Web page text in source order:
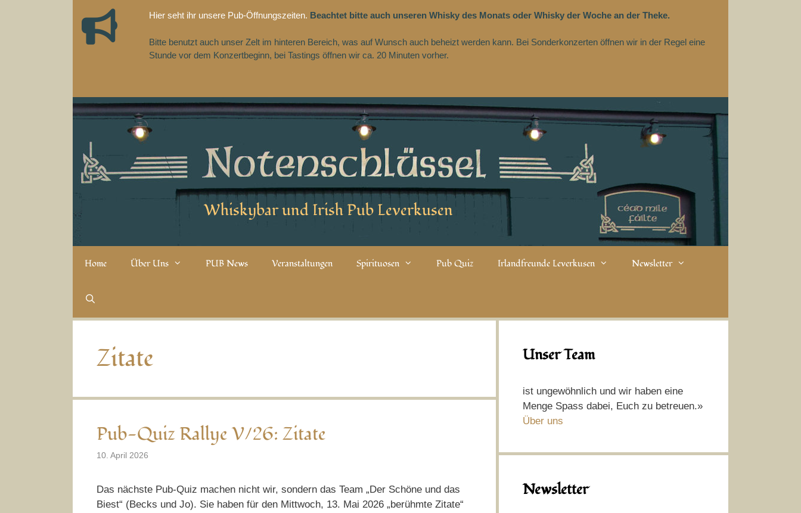
Hier seht ihr unsere Pub-Öffnungszeiten. Beachtet bitte auch unseren Whisky des Monats oder Whisky der Woche an der Theke.
Bitte benutzt auch unser Zelt im hinteren Bereich, was auf Wunsch auch beheizt werden kann. Bei Sonderkonzerten öffnen wir in der Regel eine
Stunde vor dem Konzertbeginn, bei Tastings öffnen wir ca. 20 Minuten vorher.
Whiskybar und Irish Pub Leverkusen
Home Über Uns PUB News Veranstaltungen Spirituosen Pub Quiz Irlandfreunde Leverkusen Newsletter
Zitate
Pub-Quiz Rallye V/26: Zitate
10. April 2026
Das nächste Pub-Quiz machen nicht wir, sondern das Team „Der Schöne und das
Biest“ (Becks und Jo). Sie haben für den Mittwoch, 13. Mai 2026 „berühmte Zitate“
Unser Team
ist ungewöhnlich und wir haben eine
Menge Spass dabei, Euch zu betreuen.»
Über uns
Newsletter